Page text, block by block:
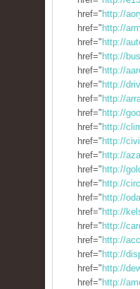
href=" http://
href=" http://
href=" http://
href=" http://
href=" http://
href=" http://
href=" http://
href=" http://
href=" http://
href=" http://
href=" http://
href=" http://
href=" http://
href=" http://
href=" http://
href=" http://
href=" http://
href=" http://
href=" http://
href=" http://